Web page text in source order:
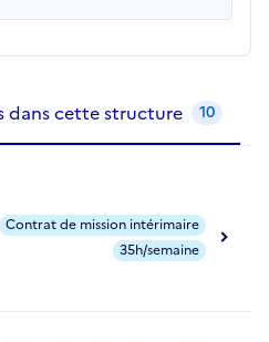
dans cette structure 10
Contrat de mission intérimaire
35h/semaine